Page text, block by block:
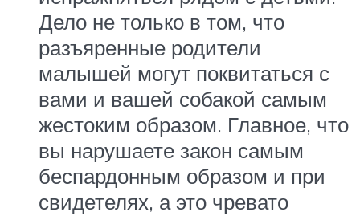
Дело не только в том, что
разъяренные родители
малышей могут поквитаться с
вами и вашей собакой самым
жестоким образом. Главное, что
вы нарушаете закон самым
беспардонным образом и при
свидетелях, а это чревато